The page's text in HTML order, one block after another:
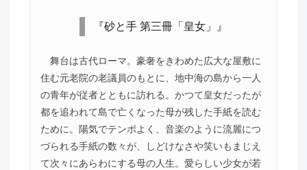
『砂と手 第三冊「皇女」』
舞台は古代ローマ。豪奢をきわめた広大な屋敷に
住む元老院の老議員のもとに、地中海の島から一人
の青年が従者とともに訪れる。かつて皇女だったが
都を追われて島で亡くなった母が残した手紙を読む
ために。陽気でテンポよく、音楽のように流麗につ
づられる手紙の数々が、しどけなさや笑いもまじえ
て次々にあらわにする母の人生。愛らしい少女が若